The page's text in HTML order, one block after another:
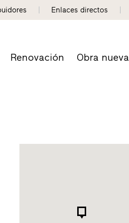
Enlaces directos
Renovación Obra nueva